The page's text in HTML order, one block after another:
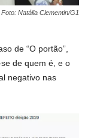
Natália Clementin/G1
de “O portão”,
de quem é, e o
negativo nas